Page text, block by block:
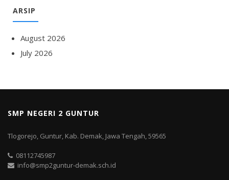
ARSIP
August 2026
July 2026
SMP NEGERI 2 GUNTUR
Tlogorejo, Guntur, Kab. Demak, Jawa Tengah, 59565
08112745987
info@smp2guntur-demak.sch.id